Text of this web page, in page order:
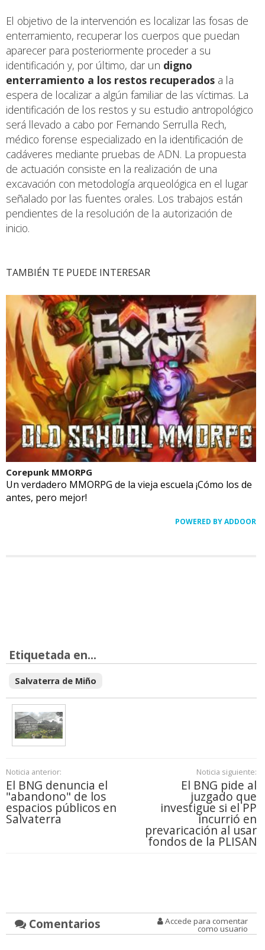
El objetivo de la intervención es localizar las fosas de
enterramiento, recuperar los cuerpos que puedan
aparecer para posteriormente proceder a su
identificación y, por último, dar un digno
enterramiento a los restos recuperados a la
espera de localizar a algún familiar de las víctimas. La
identificación de los restos y su estudio antropológico
será llevado a cabo por Fernando Serrulla Rech,
médico forense especializado en la identificación de
cadáveres mediante pruebas de ADN. La propuesta
de actuación consiste en la realización de una
excavación con metodología arqueológica en el lugar
señalado por las fuentes orales. Los trabajos están
pendientes de la resolución de la autorización de
inicio.
TAMBIÉN TE PUEDE INTERESAR
Corepunk MMORPG
Un verdadero MMORPG de la vieja escuela ¡Cómo los de
antes, pero mejor!
POWERED BY ADDOOR
Etiquetada en...
Salvaterra de Miño
Noticia anterior:
El BNG denuncia el
"abandono" de los
espacios públicos en
Salvaterra
Noticia siguiente:
El BNG pide al
juzgado que
investigue si el PP
incurrió en
prevaricación al usar
fondos de la PLISAN
Comentarios Accede para comentar
como usuario